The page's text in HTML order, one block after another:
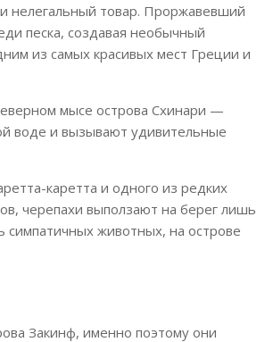
нелегальный товар. Проржавевший
песка, создавая необычный
из самых красивых мест Греции и
мысе острова Схинари —
воде и вызывают удивительные
каретта и одного из редких
черепахи выползают на берег лишь
животных, на острове
Закинф, именно поэтому они